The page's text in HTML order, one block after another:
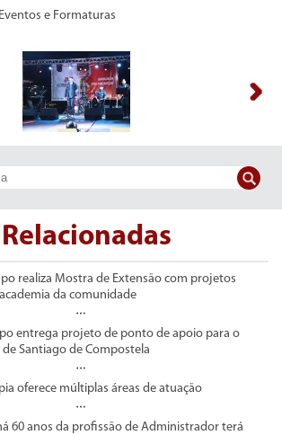
e Formaturas
realiza Mostra de Extensão com projetos
da comunidade
entrega projeto de ponto de apoio para o
Santiago de Compostela
oferece múltiplas áreas de atuação
60 anos da profissão de Administrador terá